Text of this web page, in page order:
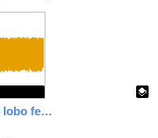
Los siete cabritillos y el lobo feroz. Gema Cabrero